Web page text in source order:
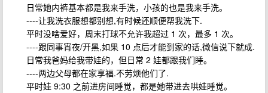
日常她内裤基本都是我来手洗，小孩的也是我来手洗。
----让我洗衣服想都别想,有时候还顺便帮我洗下.
平时没啥爱好，周末打球不允许我超过 1 次，最多 1 次。
----跟同事宵夜/开黑,如果 10 点后才能到家的话,微信说下就成.
日常我爸妈给我带娃的，但日常 2 娃都跟我们睡。
----两边父母都在家享福.不劳烦他们了.
平时娃 9:30 之前进房间睡觉，都是她带进去哄娃睡觉。